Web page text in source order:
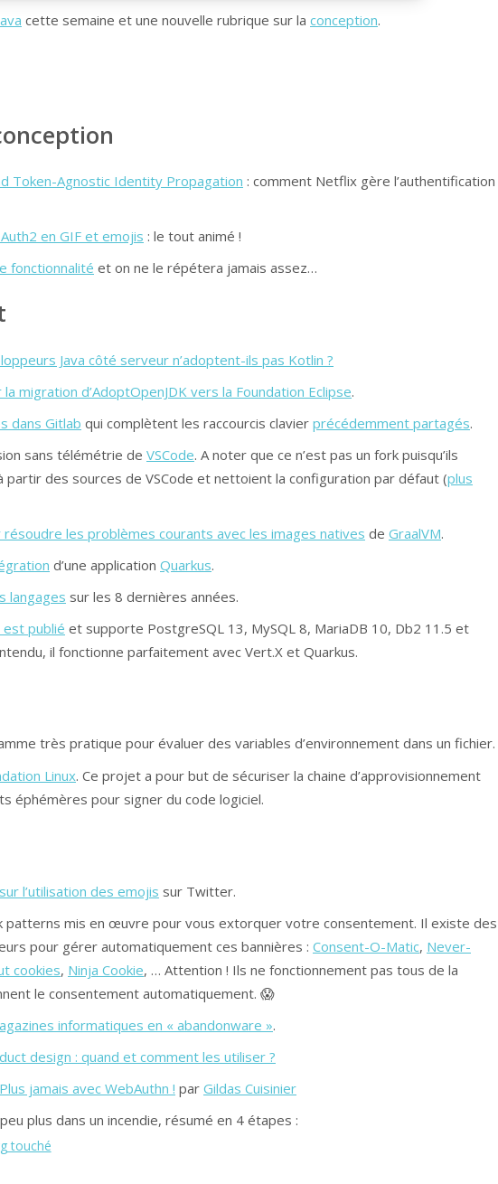
cette semaine et une nouvelle rubrique sur la conception.
Token-Agnostic Identity Propagation : comment Netflix gère l’authentification
en GIF et emojis : le tout animé !
fonctionnalité et on ne le répétera jamais assez…
Java côté serveur n’adoptent-ils pas Kotlin ?
migration d’AdoptOpenJDK vers la Foundation Eclipse.
dans Gitlab qui complètent les raccourcis clavier précédemment partagés.
sans télémétrie de VSCode. A noter que ce n’est pas un fork puisqu’ils
partir des sources de VSCode et nettoient la configuration par défaut (plus
les problèmes courants avec les images natives de GraalVM.
d’une application Quarkus.
langages sur les 8 dernières années.
publié et supporte PostgreSQL 13, MySQL 8, MariaDB 10, Db2 11.5 et
il fonctionne parfaitement avec Vert.X et Quarkus.
très pratique pour évaluer des variables d’environnement dans un fichier.
Linux. Ce projet a pour but de sécuriser la chaine d’approvisionnement
éphémères pour signer du code logiciel.
l’utilisation des emojis sur Twitter.
patterns mis en œuvre pour vous extorquer votre consentement. Il existe des
pour gérer automatiquement ces bannières : Consent-O-Matic, Never-
cookies, Ninja Cookie, … Attention ! Ils ne fonctionnement pas tous de la
le consentement automatiquement. 😱
informatiques en « abandonware ».
design : quand et comment les utiliser ?
jamais avec WebAuthn ! par Gildas Cuisinier
plus dans un incendie, résumé en 4 étapes :
touché